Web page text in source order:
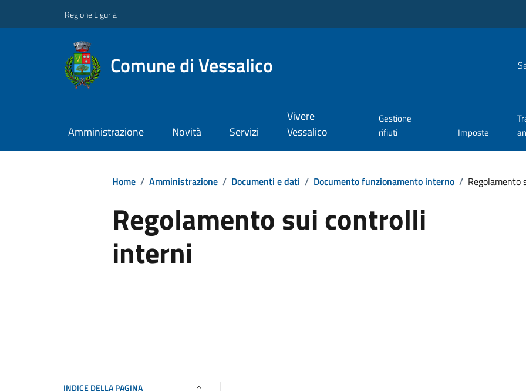
Regione Liguria
Comune di Vessalico
Amministrazione Novità Servizi
Vivere
Vessalico
Gestione
rifiuti
Imposte
Home / Amministrazione / Documenti e dati / Documento funzionamento interno /
Regolamento sui controlli
interni
INDICE DELLA PAGINA